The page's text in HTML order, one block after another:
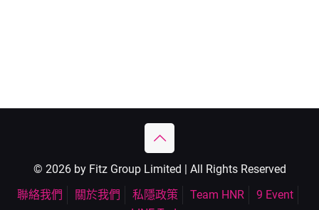
© 2026 by Fitz Group Limited | All Rights Reserved
聯絡我們
關於我們 私隱政策 Team HNR
9 Event